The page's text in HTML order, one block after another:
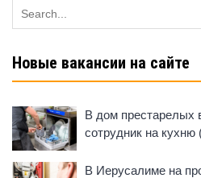
for:
Новые вакансии на сайте
В дом престарелых
сотрудник на
В Иерусалиме на